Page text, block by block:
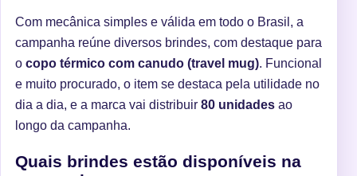
Com mecânica simples e válida em todo o Brasil, a
campanha reúne diversos brindes, com destaque para
o copo térmico com canudo (travel mug). Funcional
e muito procurado, o item se destaca pela utilidade no
dia a dia, e a marca vai distribuir 80 unidades ao
longo da campanha.
Quais brindes estão disponíveis na